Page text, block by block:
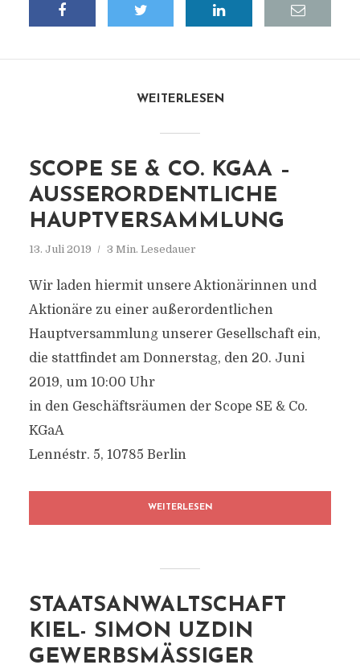
WEITERLESEN
SCOPE SE & CO. KGAA –
AUSSERORDENTLICHE H
AUPTVERSAMMLUNG
13. Juli 2019 3 Min. Lesedauer
Wir laden hiermit unsere Aktionärinnen und
Aktionäre zu einer außerordentlichen
Hauptversammlung unserer Gesellschaft ein,
die stattfindet am Donnerstag, den 20. Juni
2019, um 10:00 Uhr
in den Geschäftsräumen der Scope SE & Co.
KGaA
Lennéstr. 5, 10785 Berlin
WEITERLESEN
STAATSANWALTSCHAFT
KIEL- SIMON UZDIN
GEWERBSMÄSSIGER B